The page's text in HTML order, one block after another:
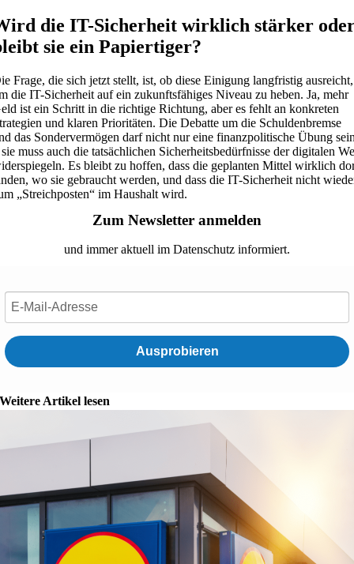
die IT-Sicherheit wirklich stärker
sie ein Papiertiger?
Frage, die sich jetzt stellt, ist, ob diese Einigung langfristig ausreicht,
die IT-Sicherheit auf ein zukunftsfähiges Niveau zu heben. Ja, mehr
ist ein Schritt in die richtige Richtung, aber es fehlt an konkreten
und klaren Prioritäten. Die Debatte um die Schuldenbremse
das Sondervermögen darf nicht nur eine finanzpolitische Übung
muss auch die tatsächlichen Sicherheitsbedürfnisse der digitalen
Es bleibt zu hoffen, dass die geplanten Mittel wirklich
wo sie gebraucht werden, und dass die IT-Sicherheit nicht
„Streichposten“ im Haushalt wird.
Zum Newsletter anmelden
und immer aktuell im Datenschutz informiert.
Ausprobieren
Weitere Artikel lesen